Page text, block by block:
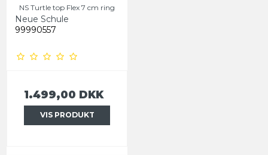
NS Turtle top Flex 7 cm ring
Neue Schule
99990557
1.499,00 DKK
VIS PRODUKT